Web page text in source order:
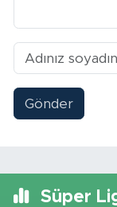
Gönder
Süper